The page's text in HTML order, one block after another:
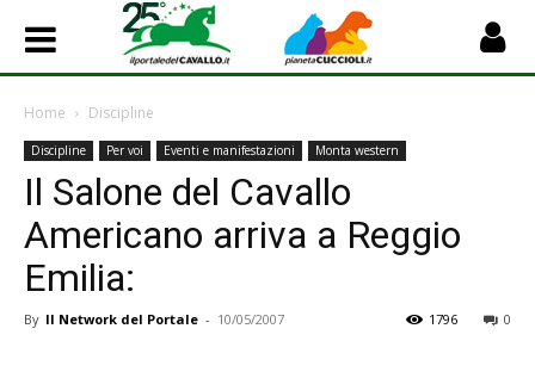
Home Discipline
Discipline Per voi Eventi e manifestazioni Monta western
Il Salone del Cavallo
Americano arriva a Reggio
Emilia:
By Il Network del Portale - 10/05/2007 0
1796